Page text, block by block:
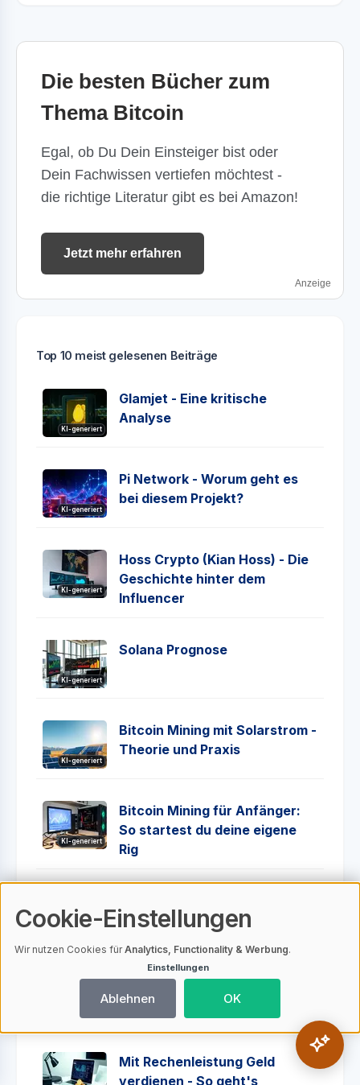
Die besten Bücher zum
Thema Bitcoin
Egal, ob Du Dein Einsteiger bist oder
Dein Fachwissen vertiefen möchtest -
die richtige Literatur gibt es bei Amazon!
Jetzt mehr erfahren
Anzeige
Top 10 meist gelesenen Beiträge
KI-generiert
Glamjet - Eine kritische
Analyse
KI-generiert
Pi Network - Worum geht es
bei diesem Projekt?
KI-generiert
Hoss Crypto (Kian Hoss) - Die
Geschichte hinter dem
Influencer
KI-generiert
Solana Prognose
KI-generiert
Bitcoin Mining mit Solarstrom -
Theorie und Praxis
KI-generiert
Bitcoin Mining für Anfänger:
So startest du deine eigene
Rig
Bitcoin Spot ETF Bedeutung
Mit Rechenleistung Geld
verdienen - So geht's
Cookie-Einstellungen
Wir nutzen Cookies fürAnalytics, Functionality & Werbung.
Einstellungen
Ablehnen OK